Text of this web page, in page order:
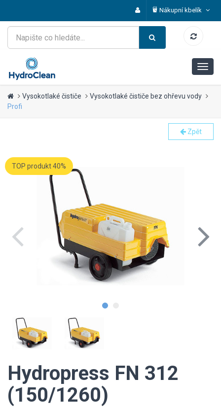
Nákupní kbelík
Vysokotlaké čističe
Vysokotlaké čističe bez ohřevu vody
Profi
Zpět
TOP produkt 40%
Hydropress FN 312
(150/1260)